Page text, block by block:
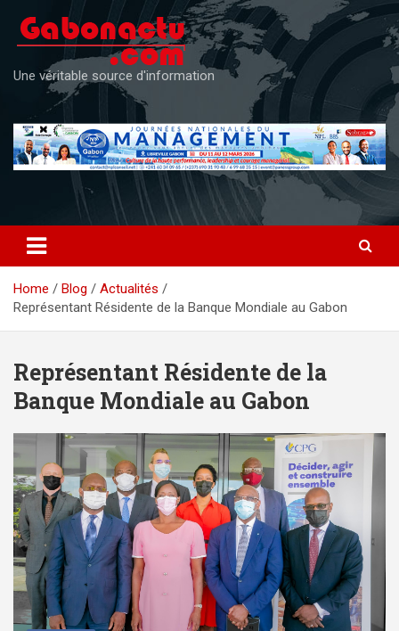
content
Une véritable source d'information
Home Blog
Actualités
Représentant Résidente de la Banque Mondiale au Gabon
Représentant Résidente de la
Banque Mondiale au Gabon